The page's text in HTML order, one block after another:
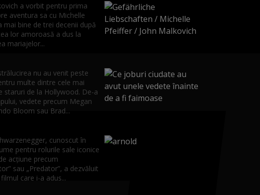
a vorbit pentru prima
aventura sa cu Michelle
mai bine de trei decenii după
lor amoroasă a dus la
mariajelor...
nu au venit peste
multe dintre cele mai
staruri de la Hollywood. De-a
vedete precum Megan
Bloom sau Brad...
cunoscut în
pentru rolurile sale iconice
acțiune precum
sau „Predator”, a dezvăluit
care i-a adus...